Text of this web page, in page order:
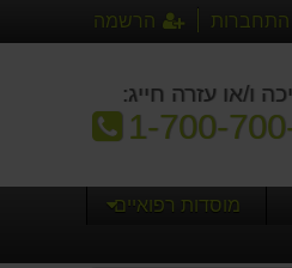
התחברות הרשמה
ו/או עזרה חייג:
1-700-
מוסדות רפואיים